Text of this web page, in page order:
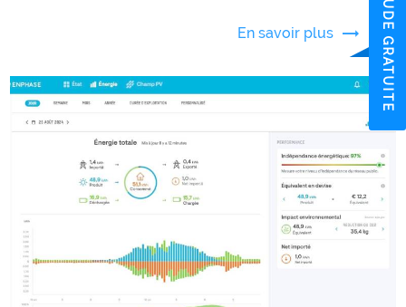
En savoir plus T
E